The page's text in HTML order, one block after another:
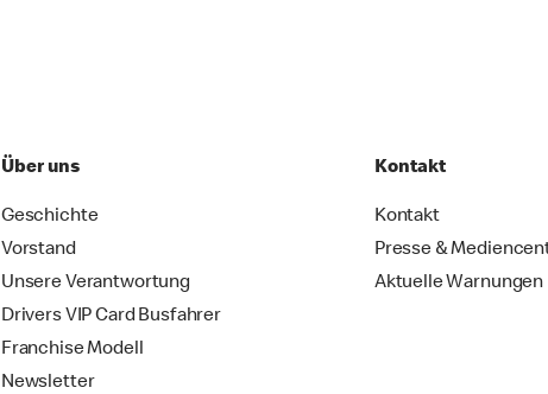
Über uns
Geschichte
Vorstand
Unsere Verantwortung
Drivers VIP Card Busfahrer
Franchise Modell
Newsletter
Kontakt
Kontakt
Presse &
Aktuelle Warnungen